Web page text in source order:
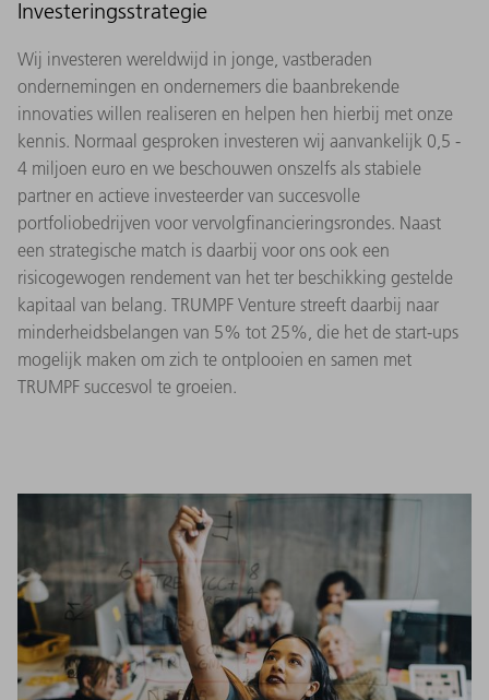
Investeringsstrategie
Wij investeren wereldwijd in jonge, vastberaden
ondernemingen en ondernemers die baanbrekende
innovaties willen realiseren en helpen hen hierbij met onze
kennis. Normaal gesproken investeren wij aanvankelijk 0,5 -
4 miljoen euro en we beschouwen onszelfs als stabiele
partner en actieve investeerder van succesvolle
portfoliobedrijven voor vervolgfinancieringsrondes. Naast
een strategische match is daarbij voor ons ook een
risicogewogen rendement van het ter beschikking gestelde
kapitaal van belang. TRUMPF Venture streeft daarbij naar
minderheidsbelangen van 5% tot 25%, die het de start-ups
mogelijk maken om zich te ontplooien en samen met
TRUMPF succesvol te groeien.